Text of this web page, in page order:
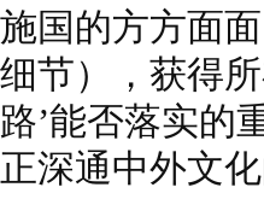
施国的方方面
细节），获得
路’能否落实的
正深通中外文